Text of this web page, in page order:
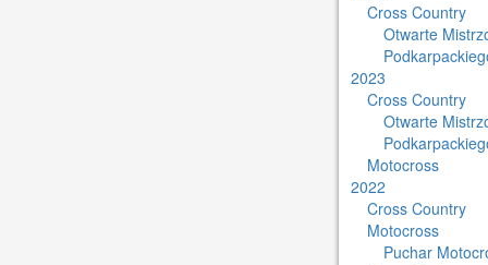
Cross Country
Otwarte
2023
Cross Country
Otwarte
Motocross
2022
Cross Country
Motocross
Puchar